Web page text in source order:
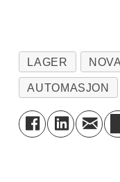
LAGER
AUTOMASJON